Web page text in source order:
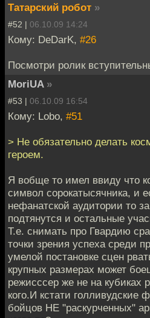
Татарский робот »
#52 | 06.10.09 14:24
Кому: DeDarK, #26
Посмотри ролик
MoriUA »
#53 | 06.10.09 16:54
Кому: Lobo, #51
> Не обязательно делать
героем.
Я вобще то имел ввиду что
символ сорокатысячника, и
нефанатской аудитории то
подтянутся и остальные
Т.е. снимать про Гвардию
точки зрения успеха среди
умелой постановке сцен
крупных размерах может
режисссер же не на кубиках
кого.И кстати голливудские
бойцов НЕ "раскурченных"